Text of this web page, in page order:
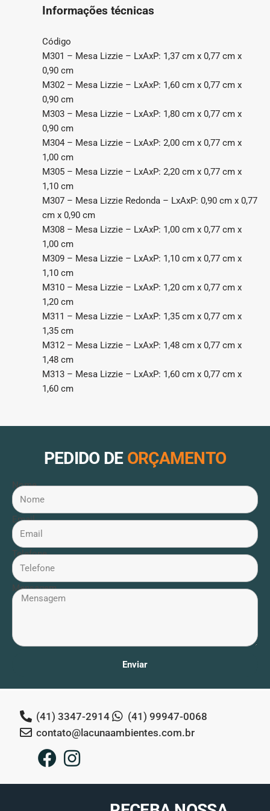
Informações técnicas
Código
M301 – Mesa Lizzie – LxAxP: 1,37 cm x 0,77 cm x
0,90 cm
M302 – Mesa Lizzie – LxAxP: 1,60 cm x 0,77 cm x
0,90 cm
M303 – Mesa Lizzie – LxAxP: 1,80 cm x 0,77 cm x
0,90 cm
M304 – Mesa Lizzie – LxAxP: 2,00 cm x 0,77 cm x
1,00 cm
M305 – Mesa Lizzie – LxAxP: 2,20 cm x 0,77 cm x
1,10 cm
M307 – Mesa Lizzie Redonda – LxAxP: 0,90 cm x 0,77
cm x 0,90 cm
M308 – Mesa Lizzie – LxAxP: 1,00 cm x 0,77 cm x
1,00 cm
M309 – Mesa Lizzie – LxAxP: 1,10 cm x 0,77 cm x
1,10 cm
M310 – Mesa Lizzie – LxAxP: 1,20 cm x 0,77 cm x
1,20 cm
M311 – Mesa Lizzie – LxAxP: 1,35 cm x 0,77 cm x
1,35 cm
M312 – Mesa Lizzie – LxAxP: 1,48 cm x 0,77 cm x
1,48 cm
M313 – Mesa Lizzie – LxAxP: 1,60 cm x 0,77 cm x
1,60 cm
PEDIDO DE ORÇAMENTO
Nome
Email
Telefone
Mensagem
Enviar
(41) 3347-2914
(41) 99947-0068
contato@lacunaambientes.com.br